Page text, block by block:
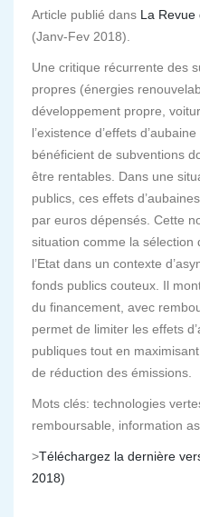
Article publié dans La Revue
(Janv-Fev 2018).
Une critique récurrente des
propres (énergies
développement propre,
l’existence d’effets
bénéficient de subventions
être rentables. Dans une
publics, ces effets
par euros dépensés. Cette
situation comme la sélection
l’Etat dans un contexte
fonds publics couteux. Il
du financement, avec
permet de limiter les effets
publiques tout en
de réduction des émissions.
Mots clés: technologies
remboursable, information
>Téléchargez la dernière
2018)